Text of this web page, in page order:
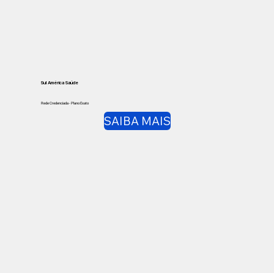
Sul América Saúde
Rede Credenciada - Plano Exato
SAIBA MAIS